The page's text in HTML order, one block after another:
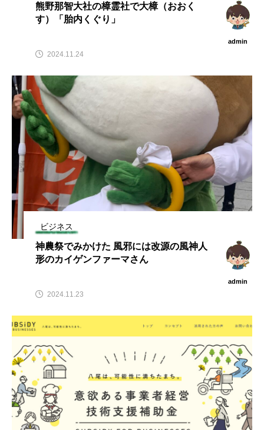
熊野那智大社の樟霊社で大樟（おおく
す）「胎内くぐり」
admin
2024.11.24
ビジネス
神農祭でみかけた 風邪には改源の風神人
形のカイゲンファーマさん
admin
2024.11.23